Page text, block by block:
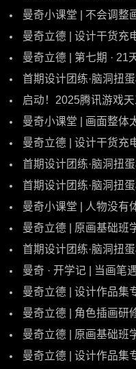
曼奇小课堂 | 不会调整画面固有色？
曼奇立德 | 设计干货充电站！航班
曼奇立德 | 第七期 · 21天打
首期设计团练·脑洞扭蛋机 | 曼奇立
启动！2025腾讯游戏天工计划
曼奇小课堂 | 画面整体太灰？
曼奇立德 | 设计干货充电站！
首期设计团练·脑洞扭蛋机 | 什么！？邻国“丸子
首期设计团练·脑洞扭蛋机 | 慈母
曼奇小课堂 | 人物没有体积感
曼奇立德 | 原画基础班
首期设计团练·脑洞扭蛋机 | 震惊！
曼奇 · 开学记 | 当画笔遇
曼奇立德 | 设计作品集
曼奇立德 | 角色插画研
曼奇立德 | 原画基础班
曼奇立德 | 设计作品集